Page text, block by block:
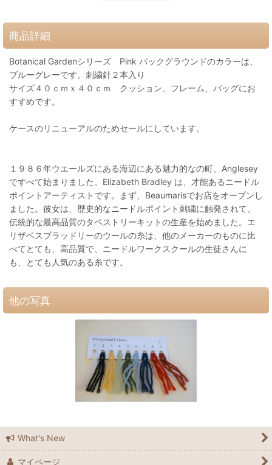
商品詳細
Botanical Gardenシリーズ Pink バックグラウンドのカラーは、
ブルーグレーです。刺繍針２本入り
サイズ４０ｃｍｘ４０ｃｍ クッション、フレーム、バッグにお
すすめです。
ケースのリニューアルのためセールにしています。
１９８６年ウエールズにある海辺にある魅力的なの町、Anglesey
ですべて始まりました。Elizabeth Bradley は、才能あるニードル
ポイントアーティストです。まず、Beaumarisでお店をオープンし
ました。彼女は、歴史的なニードルポイント刺繍に触発されて、
伝統的な最高品質のタペストリーキットの生産を始めました。エ
リザベスブラッドリーのウールの糸は、他のメーカーのものに比
べてとても、高品質で、ニードルワークスクールの生徒さんに
も、とても人気のある糸です。
他の写真
What's New
マイページ